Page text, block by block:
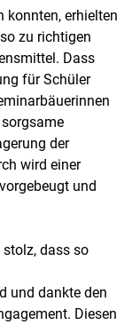
konnten, erhielten
zu richtigen
Dass
für Schüler
der
wird einer
und
dass so
und dankte den
Diesen